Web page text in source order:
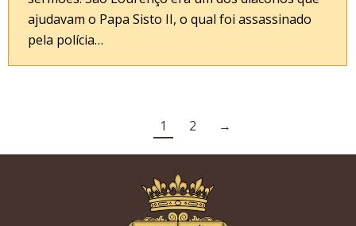
ajudavam o Papa Sisto II, o qual foi assassinado
pela polícia…
1 2 →